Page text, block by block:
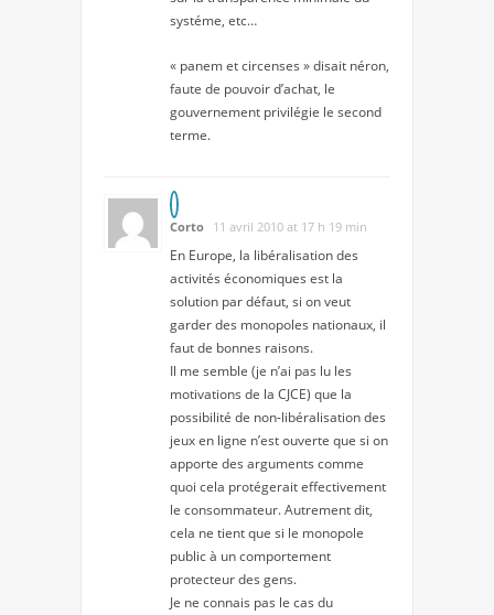
systéme, etc…
« panem et circenses » disait néron,
faute de pouvoir d’achat, le
gouvernement privilégie le second
terme.
Corto 11 avril 2010 at 17 h 19 min
En Europe, la libéralisation des
activités économiques est la
solution par défaut, si on veut
garder des monopoles nationaux, il
faut de bonnes raisons.
Il me semble (je n’ai pas lu les
motivations de la CJCE) que la
possibilité de non-libéralisation des
jeux en ligne n’est ouverte que si on
apporte des arguments comme
quoi cela protégerait effectivement
le consommateur. Autrement dit,
cela ne tient que si le monopole
public à un comportement
protecteur des gens.
Je ne connais pas le cas du